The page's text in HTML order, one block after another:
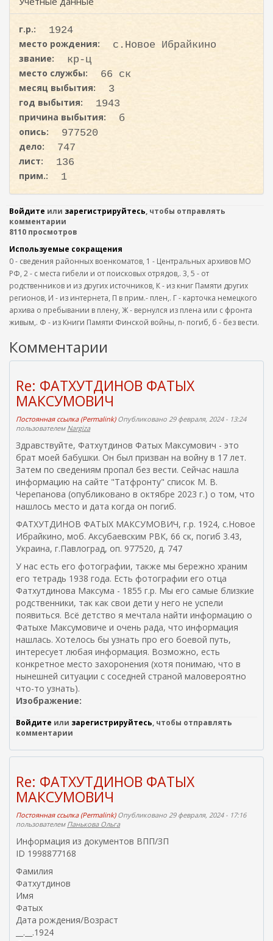
и
г.р.:
1924
место рождения:
с.Новое Ибрайкино
звание:
кр-ц
место службы:
66 ск
месяц выбытия:
3
год выбытия:
1943
причина выбытия:
б
опись:
977520
дело:
747
лист:
136
прим.:
1
Войдите или зарегистрируйтесь, чтобы отправлять
комментарии
8110 просмотров
Используемые сокращения
0 - сведения районных военкоматов, 1 - Центральных архивов МО
РФ, 2 - с места гибели и от поисковых отрядов,. 3, 5 - от
родственников и из других источников, К - из книг Памяти других
регионов, И - из интернета, П в прим.- плен,. Г - карточка немецкого
архива о пребывании в плену, Ж - вернулся из плена или с фронта
живым,. Ф - из Книги Памяти Финской войны, п- погиб, б - без вести.
Комментарии
Re: ФАТХУТДИНОВ ФАТЫХ
МАКСУМОВИЧ
Постоянная ссылка (Permalink)Опубликовано 29 февраля, 2024 - 13:24
пользователем Nargiza
Здравствуйте, Фатхутдинов Фатых Максумович - это
брат моей бабушки. Он был призван на войну в 17 лет.
Затем по сведениям пропал без вести. Сейчас нашла
информацию на сайте "Татфронту" список М. В.
Черепанова (опубликовано в октябре 2023 г.) о том, что
нашлось место и дата когда он погиб.
ФАТХУТДИНОВ ФАТЫХ МАКСУМОВИЧ, г.р. 1924, с.Новое
Ибрайкино, моб. Аксубаевским РВК, 66 ск, погиб 3.43,
Украина, г.Павлоград, оп. 977520, д. 747
У нас есть его фотографии, также мы бережно храним
его тетрадь 1938 года. Есть фотографии его отца
Фатхутдинова Максума - 1855 г.р. Мы его самые близкие
родственники, так как свои дети у него не успели
появиться. Всё детство я мечтала найти информацию о
Фатыхе Максумовиче и очень рада, что информация
нашлась. Хотелось бы узнать про его боевой путь,
интересует любая информация. Возможно, есть
конкретное место захоронения (хотя понимаю, что в
нынешней ситуации с соседней страной маловероятно
что-то узнать).
Изображение:
Войдите или зарегистрируйтесь, чтобы отправлять
комментарии
Re: ФАТХУТДИНОВ ФАТЫХ
МАКСУМОВИЧ
Постоянная ссылка (Permalink)Опубликовано 29 февраля, 2024 - 17:16
пользователем Панькова Ольга
Информация из документов ВПП/ЗП
ID 1998877168
Фамилия
Фатхутдинов
Имя
Фатых
Дата рождения/Возраст
__.__.1924